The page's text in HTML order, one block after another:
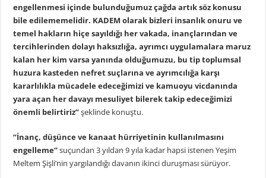
engellenmesi içinde bulunduğumuz çağda artık söz konusu
bile edilememelidir. KADEM olarak bizleri insanlık onuru ve
temel hakların hiçe sayıldığı her vakada, inançlarından ve
tercihlerinden dolayı haksızlığa, ayrımcı uygulamalara maruz
kalan her kim varsa yanında olduğumuzu, bu tip toplumsal
huzura kasteden nefret suçlarına ve ayrımcılığa karşı
kararlılıkla mücadele edeceğimizi ve kamuoyu vicdanında
yara açan her davayı mesuliyet bilerek takip edeceğimizi
önemli belirtiriz”şeklinde konuştu.
“İnanç, düşünce ve kanaat hürriyetinin kullanılmasını
engelleme”suçundan 3 yıldan 9 yıla kadar hapsi istenen Yeşim
Meltem Şişli’nin yargılandığı davanın ikinci duruşması sürüyor.